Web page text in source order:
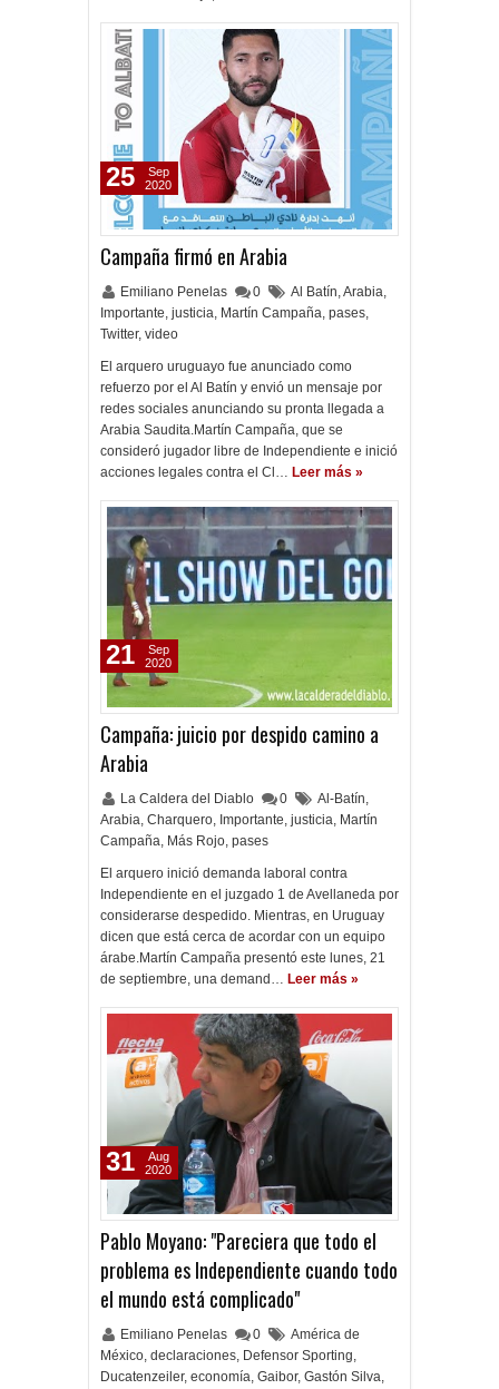
Campaña firmó en Arabia
Emiliano Penelas 0 Al Batín,Arabia,
Importante, justicia, Martín Campaña, pases,
Twitter, video
El arquero uruguayo fue anunciado como
refuerzo por el Al Batín y envió un mensaje por
redes sociales anunciando su pronta llegada a
Arabia Saudita.Martín Campaña, que se
consideró jugador libre de Independiente e inició
acciones legales contra el Cl… Leer más »
25
Sep
2020
Campaña: juicio por despido camino a
Arabia
La Caldera del Diablo 0 Al-Batín,
Arabia, Charquero, Importante, justicia, Martín
Campaña, Más Rojo, pases
El arquero inició demanda laboral contra
Independiente en el juzgado 1 de Avellaneda por
considerarse despedido. Mientras, en Uruguay
dicen que está cerca de acordar con un equipo
árabe.Martín Campaña presentó este lunes, 21
de septiembre, una demand… Leer más »
21
Sep
2020
Pablo Moyano: "Pareciera que todo el
problema es Independiente cuando todo
el mundo está complicado"
Emiliano Penelas 0
América de
México, declaraciones, Defensor Sporting,
Ducatenzeiler, economía, Gaibor, Gastón Silva,
31
Aug
2020